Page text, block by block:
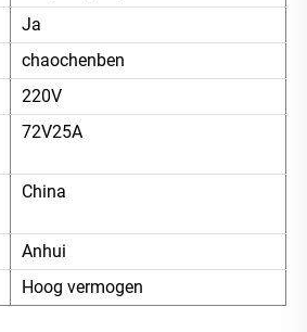
Ja
chaochenben
220V
72V25A
China
Anhui
Hoog vermogen